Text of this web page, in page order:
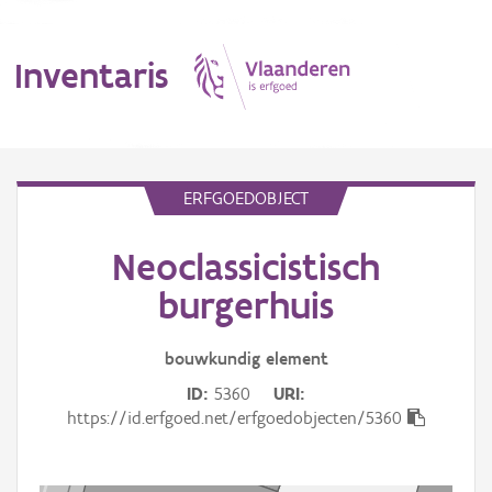
Inventaris
ERFGOEDOBJECT
Neoclassicistisch
burgerhuis
bouwkundig element
ID 5360
URI
https://id.erfgoed.net/erfgoedobjecten/5360